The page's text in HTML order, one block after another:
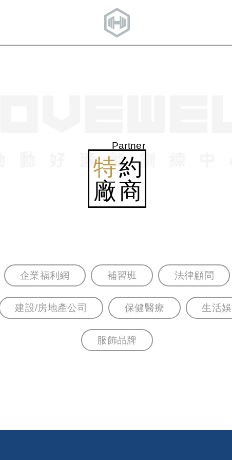
Partner
特約
廠商
企業福利網 補習班 法律顧問
建設/房地產公司 保健醫療 生活
服飾品牌